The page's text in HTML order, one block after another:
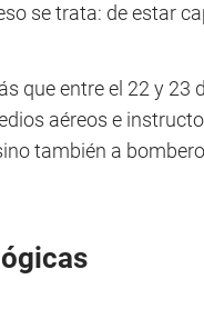
se trata: de estar
que entre el 22 y 23
aéreos e
también a